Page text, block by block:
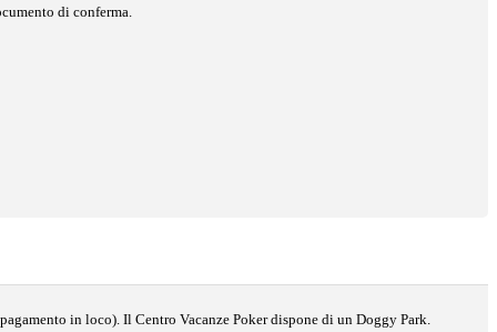
di conferma.
in loco). Il Centro Vacanze Poker dispone di un Doggy Park.